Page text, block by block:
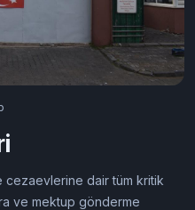
cezaevlerine dair tüm kritik
ve mektup gönderme